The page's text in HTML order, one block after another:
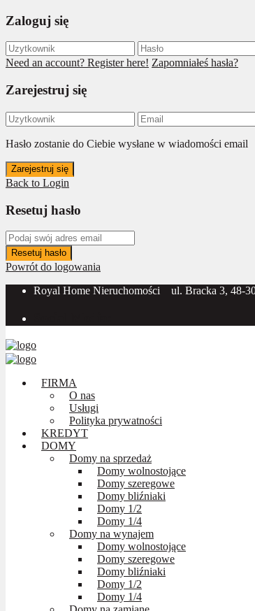
Zaloguj się
Need an account? Register here! Zapomniałeś hasła?
Zarejestruj się
Hasło zostanie do Ciebie wysłane w wiadomości email
Zarejestruj się
Back to Login
Resetuj hasło
Resetuj hasło
Powrót do logowania
Royal Home Nieruchomości
ul. Bracka 3, 48-
FIRMA
O nas
Usługi
Polityka prywatności
KREDYT
DOMY
Domy na sprzedaż
Domy wolnostojące
Domy szeregowe
Domy bliźniaki
Domy 1/2
Domy 1/4
Domy na wynajem
Domy wolnostojące
Domy szeregowe
Domy bliźniaki
Domy 1/2
Domy 1/4